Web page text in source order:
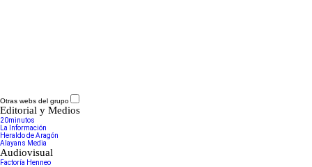
Otras webs del grupo
Editorial y Medios
20minutos
La Información
Heraldo de Aragón
Alayans Media
Audiovisual
Factoría Henneo